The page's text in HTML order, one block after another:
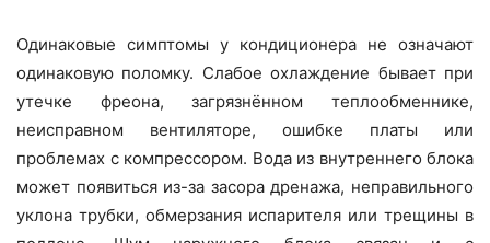
Одинаковые симптомы у кондиционера не означают
одинаковую поломку. Слабое охлаждение бывает при
утечке фреона, загрязнённом теплообменнике,
неисправном вентиляторе, ошибке платы или
проблемах с компрессором. Вода из внутреннего блока
может появиться из-за засора дренажа, неправильного
уклона трубки, обмерзания испарителя или трещины в